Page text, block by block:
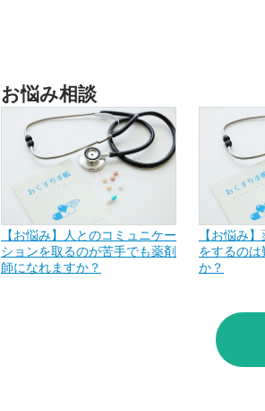
お悩み相談
【お悩み】人とのコミュニケー
ションを取るのが苦手でも薬剤
師になれますか？
【お悩み
をするのは
か？